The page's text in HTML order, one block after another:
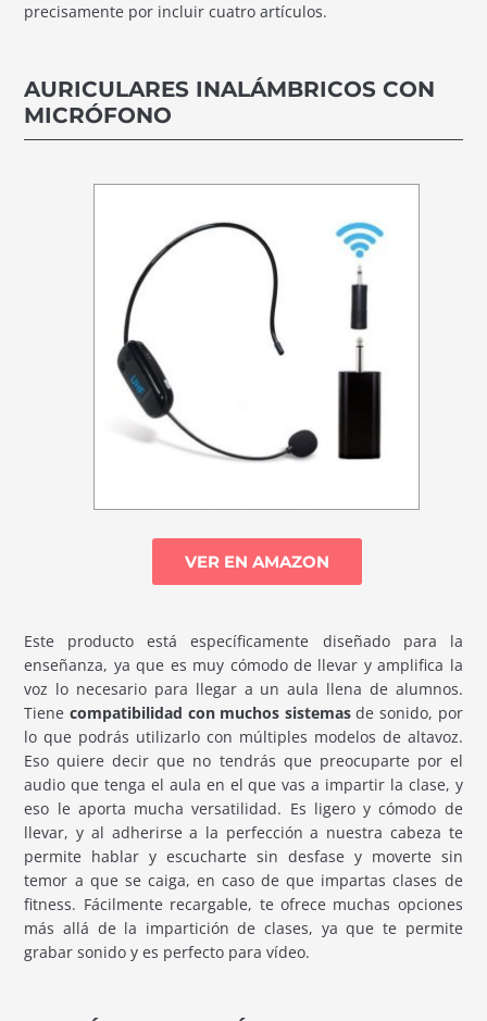
precisamente por incluir cuatro artículos.
AURICULARES INALÁMBRICOS CON
MICRÓFONO
VER EN AMAZON
Este producto está específicamente diseñado para la
enseñanza, ya que es muy cómodo de llevar y amplifica la
voz lo necesario para llegar a un aula llena de alumnos.
Tiene compatibilidad con muchos sistemasde sonido, por
lo que podrás utilizarlo con múltiples modelos de altavoz.
Eso quiere decir que no tendrás que preocuparte por el
audio que tenga el aula en el que vas a impartir la clase, y
eso le aporta mucha versatilidad. Es ligero y cómodo de
llevar, y al adherirse a la perfección a nuestra cabeza te
permite hablar y escucharte sin desfase y moverte sin
temor a que se caiga, en caso de que impartas clases de
fitness. Fácilmente recargable, te ofrece muchas opciones
más allá de la impartición de clases, ya que te permite
grabar sonido y es perfecto para vídeo.